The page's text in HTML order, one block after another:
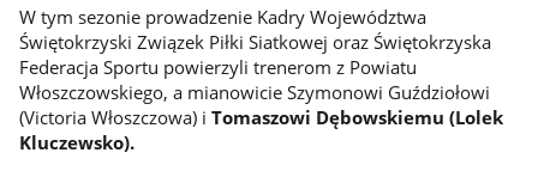
W tym sezonie prowadzenie Kadry Województwa
Świętokrzyski Związek Piłki Siatkowej oraz Świętokrzyska
Federacja Sportu powierzyli trenerom z Powiatu
Włoszczowskiego, a mianowicie Szymonowi Guździołowi
(Victoria Włoszczowa) i Tomaszowi Dębowskiemu (Lolek
Kluczewsko).